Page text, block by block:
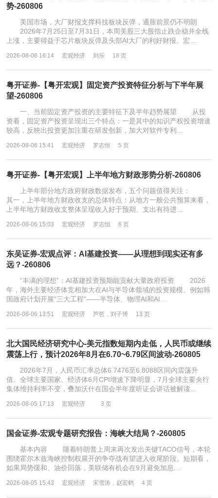
势-260806
美国市场，大厂财报支撑科技板块反弹，通胀前景仍不明朗
2026年7月25日至7月31日，本周美股三大股指止跌企稳并全线
上涨，主要得益于芯片板块反弹及头部AI大厂的利好财报。宏…
2026-08-06 16:14 宏观经济 刘乐 18 页
粤开证券-【粤开宏观】固定资产投资特征分析与下半年展
望-260806
一、当前固定资产投资的主要特征下及半年趋势展望 从投
资看，固定资产投资呈现出三个特点：一是其中的知识产权投资增速
较高，反映出投资更加注重在研发创新，加大对软件专利…
2026-08-06 15:41 宏观经济 罗志恒 5 页
粤开证券-【粤开宏观】上半年地方财政形势分析-260806
上半年部分地方政府财政数据发布，五个问题值得关注：
其一，上半年地方财政收支的总体特点：从地方一般公共预算来看，
上半年地方财政收支整体呈现收入好于预期、支出有待进…
2026-08-06 15:03 宏观经济 罗志恒 6 页
东吴证券-宏观点评：AI基建投资——从理想到现实还有多
远？-260806
“丰满的理想”：AI基建投资预期能贡献大量政府投资 2026
年，海外主要经济体竞相加大在AI与半导体领域的投资规模。例如韩
国政府计划开展“三大工程”——半导体、物理AI和AI…
2026-08-06 13:51 宏观经济 芦哲，刘子博 13 页
北大国民经济研究中心-美元指数短期内走低，人民币或继续
震荡上行，预计2026年8月在6.70~6.79区间波动-260805
2026年7月，人民币汇率总体6.7476至6.8088区间内震荡升
值。全球主要国家、经济体6月CPI增速下降明显，7月全球主要央行
集体维持利率不变，叠加沃什在国会半年度听证会讲话被解读…
2026-08-05 17:13 宏观经济 3 页
国金证券-宏观专题研究报告：海峡大结局？-260805
基本内容 随着特朗普上周末再次发出关键TACO信号，本轮
围绕霍尔木兹海峡控制权展开的争夺战有望进入收尾阶段。短期看，
如果局势缓和、油价回落，美联储有机会在9月避免加息…
2026-08-05 15:43 宏观经济 宋雪涛，赵宏鹤 4 页